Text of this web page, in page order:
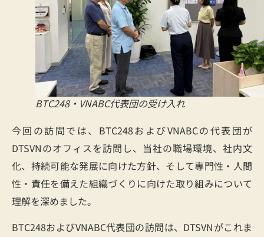
BTC248・VNABC代表団の受け入れ
今回の訪問では、BTC248およびVNABCの代表団が
DTSVNのオフィスを訪問し、当社の職場環境、社内文
化、持続可能な発展に向けた方針、そして専門性・人間
性・責任を備えた組織づくりに向けた取り組みについて
理解を深めました。
BTC248およびVNABC代表団の訪問は、DTSVNがこれま